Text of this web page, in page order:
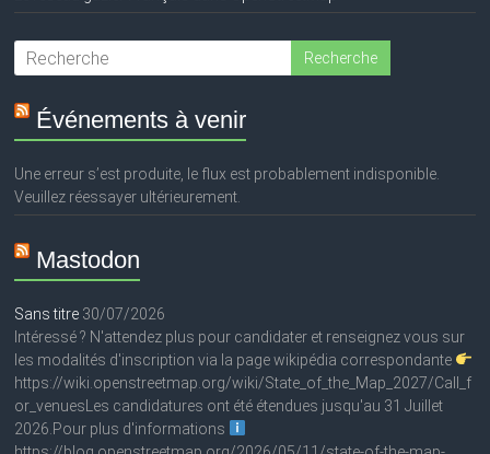
Événements à venir
Une erreur s’est produite, le flux est probablement indisponible.
Veuillez réessayer ultérieurement.
Mastodon
Sans titre 30/07/2026
Intéressé ? N'attendez plus pour candidater et renseignez vous sur
les modalités d'inscription via la page wikipédia correspondante
https://wiki.openstreetmap.org/wiki/State_of_the_Map_2027/Call_f
or_venuesLes candidatures ont été étendues jusqu'au 31 Juillet
2026.Pour plus d'informations